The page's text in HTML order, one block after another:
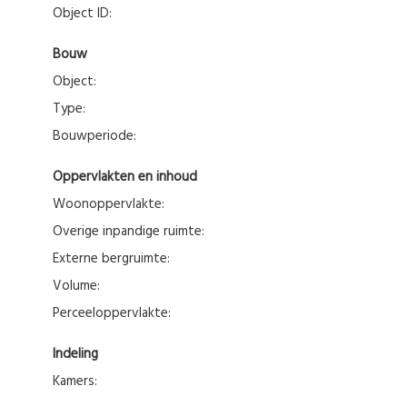
Object ID:
Bouw
Object:
Type:
Bouwperiode:
Oppervlakten en inhoud
Woonoppervlakte:
Overige inpandige ruimte:
Externe bergruimte:
Volume:
Perceeloppervlakte:
Indeling
Kamers: